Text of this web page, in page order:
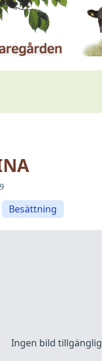
Besättning
Ingen bild tillgänglig